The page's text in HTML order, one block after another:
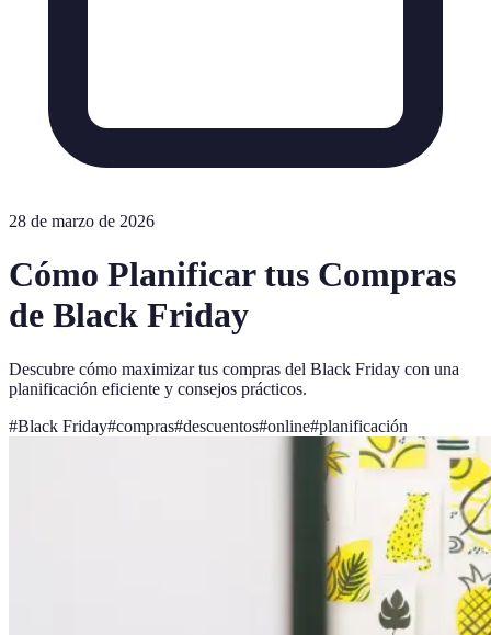
28 de marzo de 2026
Cómo Planificar tus Compras
de Black Friday
Descubre cómo maximizar tus compras del Black Friday con una
planificación eficiente y consejos prácticos.
#Black Friday#compras#descuentos#online#planificación